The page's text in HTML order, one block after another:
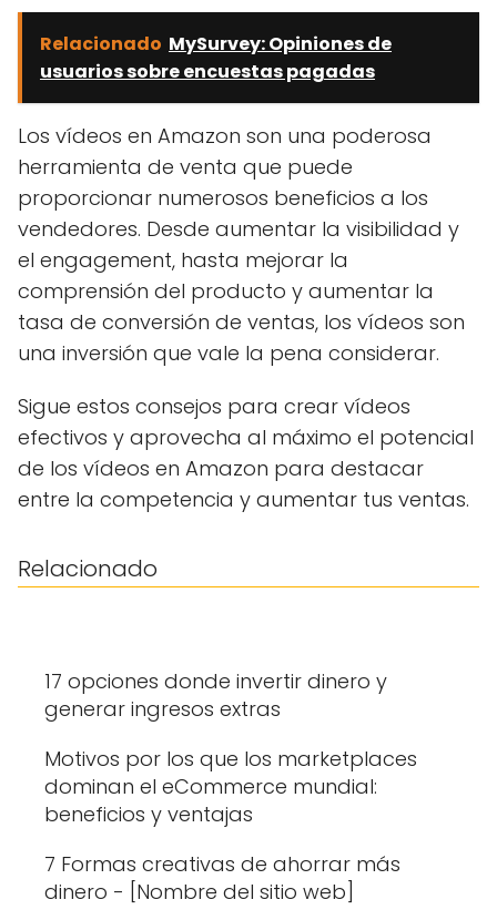
Relacionado MySurvey: Opiniones de
usuarios sobre encuestas pagadas
Los vídeos en Amazon son una poderosa
herramienta de venta que puede
proporcionar numerosos beneficios a los
vendedores. Desde aumentar la visibilidad y
el engagement, hasta mejorar la
comprensión del producto y aumentar la
tasa de conversión de ventas, los vídeos son
una inversión que vale la pena considerar.
Sigue estos consejos para crear vídeos
efectivos y aprovecha al máximo el potencial
de los vídeos en Amazon para destacar
entre la competencia y aumentar tus ventas.
Relacionado
17 opciones donde invertir dinero y
generar ingresos extras
Motivos por los que los marketplaces
dominan el eCommerce mundial:
beneficios y ventajas
7 Formas creativas de ahorrar más
dinero - [Nombre del sitio web]